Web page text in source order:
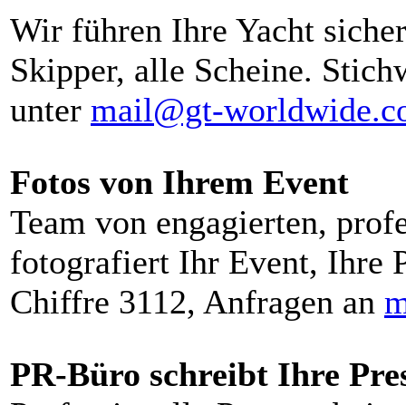
Wir führen Ihre Yacht
Skipper, alle Scheine.
unter mail@gt-
Fotos von Ihrem Event
Team von engagierten,
fotografiert Ihr Event, Ihre
Chiffre 3112, Anfragen an
PR-Büro schreibt Ihre